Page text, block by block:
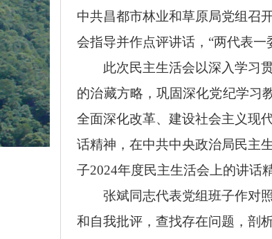
中共昌都市林业和草原局党组召
会指导并作点评讲话，“两代表一
此次民主生活会以深入学习
的治藏方略，巩固深化党纪学习
全面深化改革、建设社会主义现
话精神，在中共中央政治局民主
子2024年度民主生活会上的讲话
张斌同志代表党组班子作对
和自我批评，查找存在问题，剖